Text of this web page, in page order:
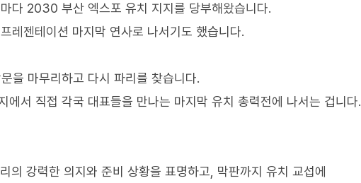
다 2030 부산 엑스포 유치 지지를 당부해왔습니다.
레젠테이션 마지막 연사로 나서기도 했습니다.
을 마무리하고 다시 파리를 찾습니다.
서 직접 각국 대표들을 만나는 마지막 유치 총력전에 나서는 겁니다.
강력한 의지와 준비 상황을 표명하고, 막판까지 유치 교섭에